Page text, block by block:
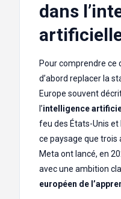
dans
Pour comprendre ce
d’abord replacer la
Europe souvent
l’intelligence
feu des États-Unis et
ce paysage que trois
Meta ont lancé, en
avec une ambition
européen de